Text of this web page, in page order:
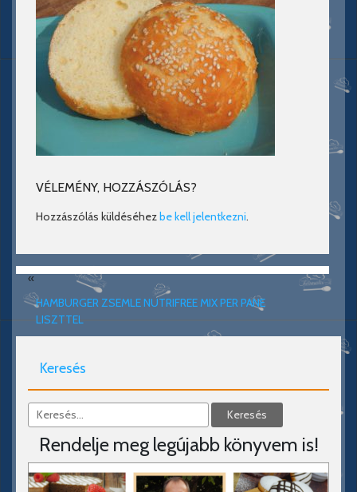
VÉLEMÉNY, HOZZÁSZÓLÁS?
Hozzászólás küldéséhezbe kell jelentkezni.
«
HAMBURGER ZSEMLE NUTRIFREE MIX PER PANE
LISZTTEL
Keresés
Rendelje meg legújabb könyvem is!